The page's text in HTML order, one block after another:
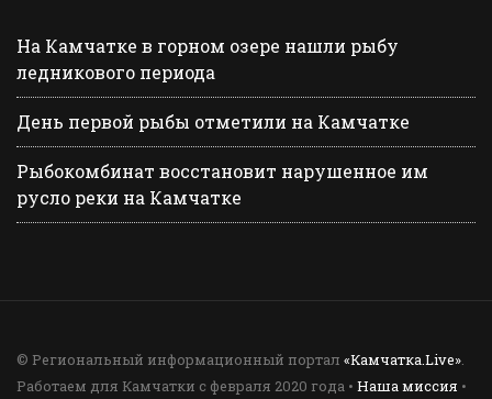
На Камчатке в горном озере нашли рыбу
ледникового периода
День первой рыбы отметили на Камчатке
Рыбокомбинат восстановит нарушенное им
русло реки на Камчатке
© Региональный информационный портал «Камчатка.Live»
Работаем для Камчатки с февраля 2020 года • Наша миссия •